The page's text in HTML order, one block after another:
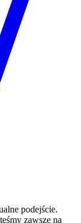
podejście.
zawsze na